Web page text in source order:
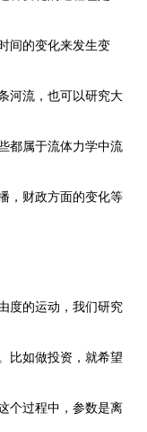
间的变化来发生变
河流，也可以研究大
都属于流体力学中流
，财政方面的变化等
度的运动，我们研究
比如做投资，就希望
个过程中，参数是离